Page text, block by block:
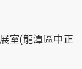
室(龍潭區中正